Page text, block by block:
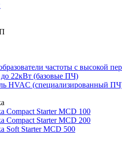
частоты с высокой
до 22кВт (базовые ПЧ)
HVAC (специализированный
Compact Starter MCD 100
Compact Starter MCD 200
Soft Starter MCD 500